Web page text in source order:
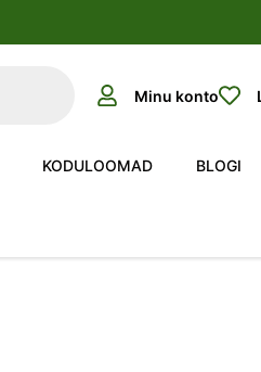
Minu konto
KODULOOMAD BLOGI